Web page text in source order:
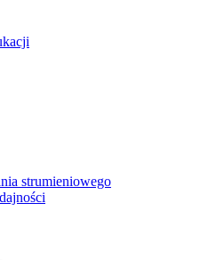
strumieniowego